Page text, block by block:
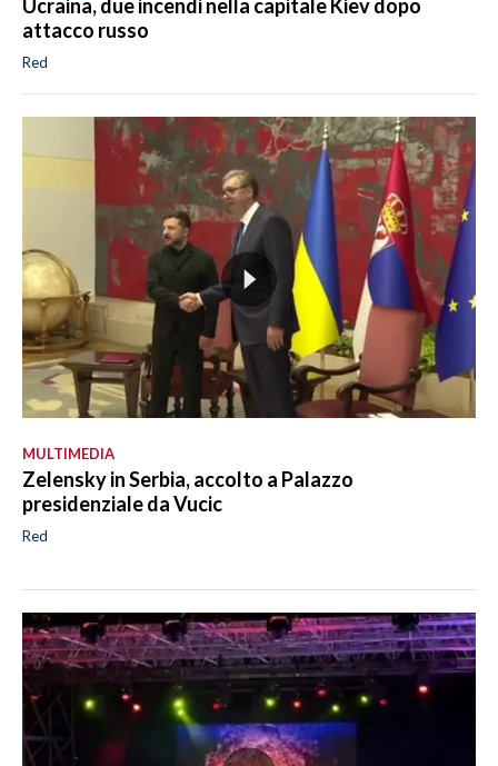
Ucraina, due incendi nella capitale Kiev dopo
attacco russo
Red
MULTIMEDIA
Zelensky in Serbia, accolto a Palazzo
presidenziale da Vucic
Red